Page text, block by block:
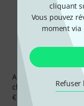
cliquant
Vous pouvez
moment via
Refuser
Abonnez-vous à la
chance, gagnez l'un
€ chacun!